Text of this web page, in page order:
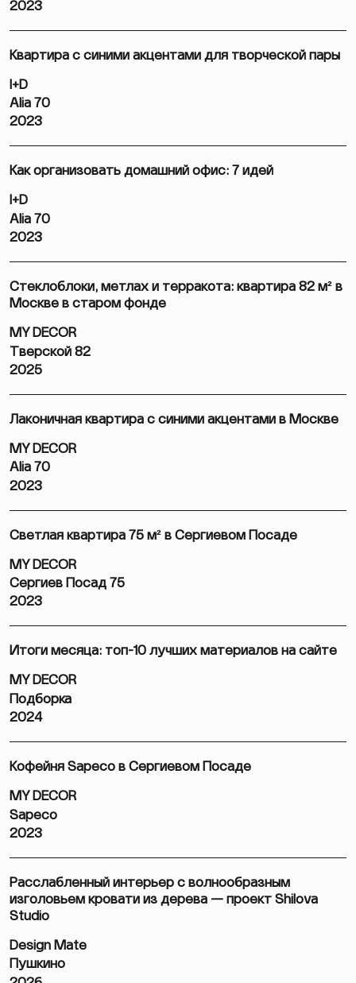
2023
Квартира с синими акцентами для творческой пары
I+D
Alia 70
2023
Как организовать домашний офис: 7 идей
I+D
Alia 70
2023
Стеклоблоки, метлах и терракота: квартира 82 м² в
Москве в старом фонде
MY DECOR
Тверской 82
2025
Лаконичная квартира с синими акцентами в Москве
MY DECOR
Alia 70
2023
Светлая квартира 75 м² в Сергиевом Посаде
MY DECOR
Сергиев Посад 75
2023
Итоги месяца: топ-10 лучших материалов на сайте
MY DECOR
Подборка
2024
Кофейня Sapeco в Сергиевом Посаде
MY DECOR
Sapeco
2023
Расслабленный интерьер с волнообразным
изголовьем кровати из дерева — проект Shilova
Studio
Design Mate
Пушкино